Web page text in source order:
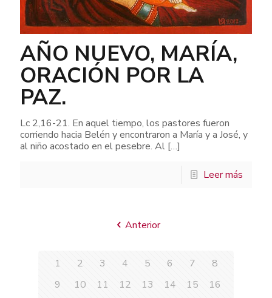
AÑO NUEVO, MARÍA,
ORACIÓN POR LA
PAZ.
Lc 2,16-21. En aquel tiempo, los pastores fueron
corriendo hacia Belén y encontraron a María y a José, y
al niño acostado en el pesebre. Al […]
Leer más
Anterior
1 2 3 4 5 6 7
8
9
10 11 12 13 14 15
16